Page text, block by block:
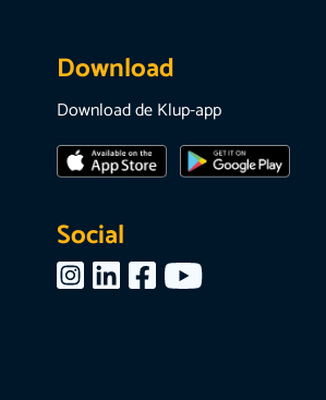
Download
Download de Klup-app
Social